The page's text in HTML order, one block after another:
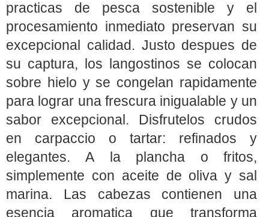
practicas de pesca sostenible y el
procesamiento inmediato preservan su
excepcional calidad. Justo despues de
su captura, los langostinos se colocan
sobre hielo y se congelan rapidamente
para lograr una frescura inigualable y un
sabor excepcional. Disfrutelos crudos
en carpaccio o tartar: refinados y
elegantes. A la plancha o fritos,
simplemente con aceite de oliva y sal
marina. Las cabezas contienen una
esencia aromatica que transforma